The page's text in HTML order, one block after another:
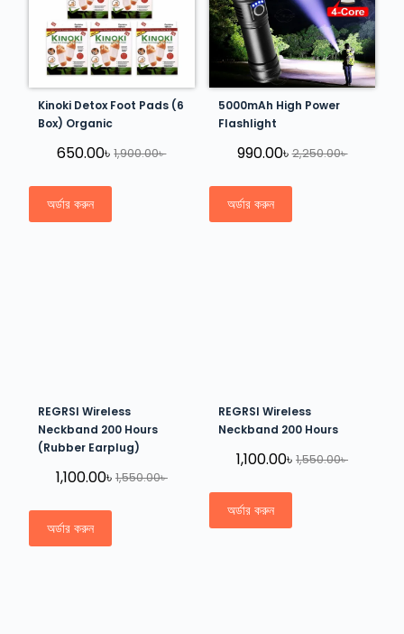
Kinoki Detox Foot Pads (6
Box) Organic
1,900.00৳
650.00৳
অর্ডার করুন
5000mAh High Power
Flashlight
2,250.00৳
990.00৳
অর্ডার করুন
REGRSI Wireless
Neckband 200 Hours
(Rubber Earplug)
1,550.00৳
1,100.00৳
অর্ডার করুন
REGRSI Wireless
Neckband 200 Hours
1,550.00৳
1,100.00৳
অর্ডার করুন